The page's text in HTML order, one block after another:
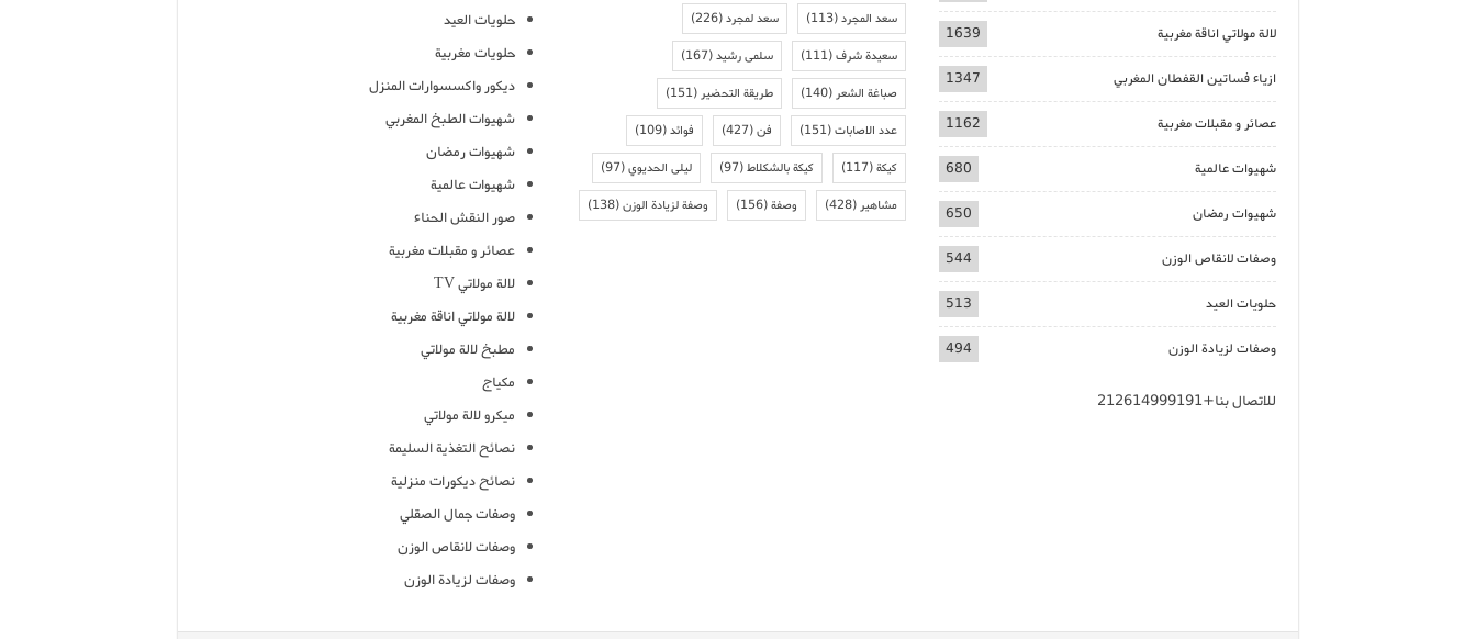
لالة مولاتي اناقة مغربية 1639
ازياء فساتين القفطان المغربي 1347
عصائر و مقبلات مغربية 1162
شهيوات عالمية 680
شهيوات رمضان 650
وصفات لانقاص الوزن 544
حلويات العيد 513
وصفات لزيادة الوزن 494
للاتصال بنا+212614999191
سعد المجرد(113) سعد لمجرد(226)
سعيدة شرف(111) سلمى رشيد(167)
صباغة الشعر(140) طريقة التحضير(151)
عدد الاصابات(151) فن(427) فوائد(109)
كيكة(117) كيكة بالشكلاط(97) ليلى الحديوي(97)
مشاهير(428) وصفة(156) وصفة لزيادة الوزن(138)
حلويات العيد
حلويات مغربية
ديكور واكسسوارات المنزل
شهيوات الطبخ المغربي
شهيوات رمضان
شهيوات عالمية
صور النقش الحناء
عصائر و مقبلات مغربية
لالة مولاتي TV
لالة مولاتي اناقة مغربية
مطبخ لالة مولاتي
مكياج
ميكرو لالة مولاتي
نصائح التغذية السليمة
نصائح ديكورات منزلية
وصفات جمال الصقلي
وصفات لانقاص الوزن
وصفات لزيادة الوزن